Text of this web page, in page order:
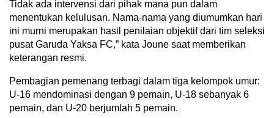
Tidak ada intervensi dari pihak mana pun dalam
menentukan kelulusan. Nama-nama yang diumumkan hari
ini murni merupakan hasil penilaian objektif dari tim seleksi
pusat Garuda Yaksa FC,” kata Joune saat memberikan
keterangan resmi.
Pembagian pemenang terbagi dalam tiga kelompok umur:
U-16 mendominasi dengan 9 pemain, U-18 sebanyak 6
pemain, dan U-20 berjumlah 5 pemain.